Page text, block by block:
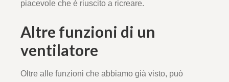
piacevole che è riuscito a ricreare.
Altre funzioni di un
ventilatore
Oltre alle funzioni che abbiamo già visto, può